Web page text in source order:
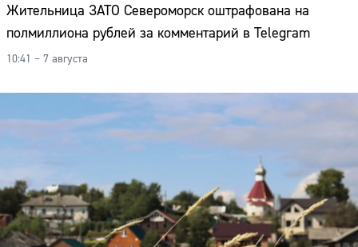
Жительница ЗАТО Североморск оштрафована на
полмиллиона рублей за комментарий в Telegram
10:41 – 7 августа